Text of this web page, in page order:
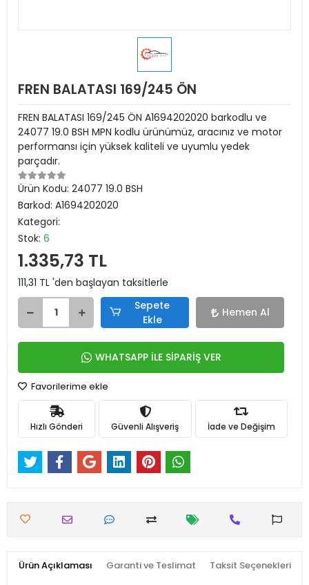
FREN BALATASI 169/245 ÖN
FREN BALATASI 169/245 ÖN A1694202020 barkodlu ve
24077 19.0 BSH MPN kodlu ürünümüz, aracınız ve motor
performansı için yüksek kaliteli ve uyumlu yedek
parçadır.
Ürün Kodu: 24077 19.0 BSH
Barkod: A1694202020
Kategori:
Stok: 6
1.335,73 TL
111,31 TL 'den başlayan taksitlerle
Sepete
Ekle
Hemen Al
WHATSAPP İLE SİPARİŞ VER
Favorilerime ekle
Hızlı Gönderi Güvenli Alışveriş İade ve Değişim
Ürün Açıklaması Garanti ve Teslimat Taksit Seçenekleri